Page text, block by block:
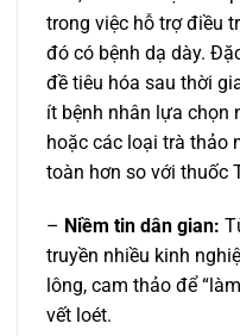
trong việc hỗ trợ điều
đó có bệnh dạ dày.
đề tiêu hóa sau thời
ít bệnh nhân lựa chọn
hoặc các loại trà thảo
toàn hơn so với thuốc
– Niềm tin dân gian:
truyền nhiều kinh
lông, cam thảo để
vết loét.